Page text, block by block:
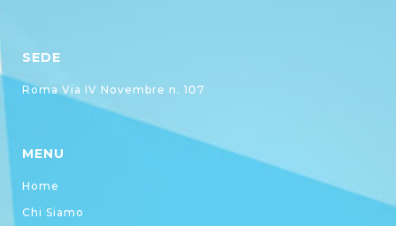
SEDE
Roma Via IV Novembre n. 107
MENU
Home
Chi Siamo